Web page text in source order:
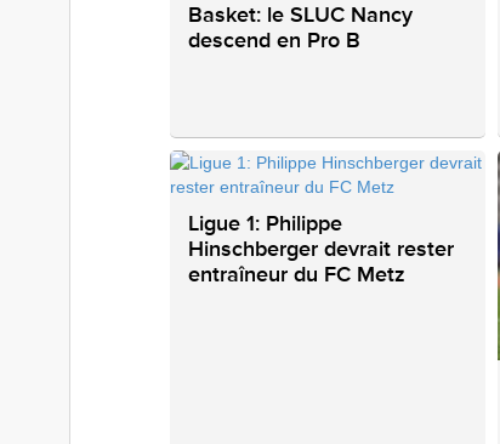
Basket: le SLUC Nancy
descend en Pro B
Ligue 1: Philippe
Hinschberger devrait rester
entraîneur du FC Metz